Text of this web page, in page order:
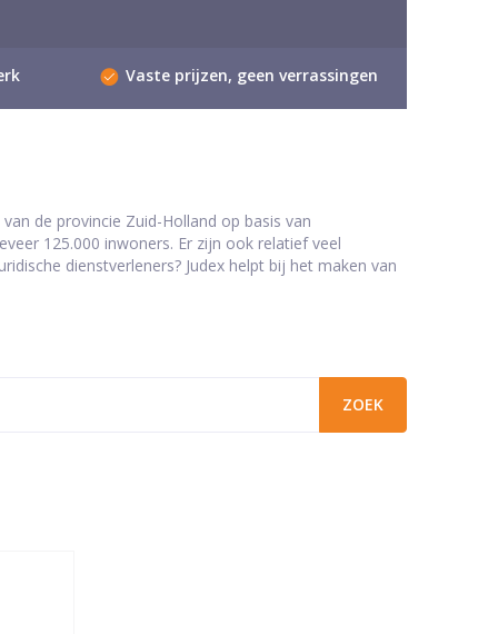
Vaste prijzen, geen verrassingen
de provincie Zuid-Holland op basis van
125.000 inwoners. Er zijn ook relatief veel
dienstverleners? Judex helpt bij het maken van